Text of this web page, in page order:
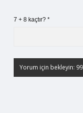
7 + 8 kaçtır? *